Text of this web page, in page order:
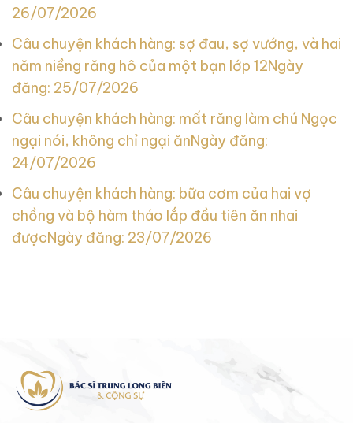
26/07/2026
Câu chuyện khách hàng: sợ đau, sợ vướng, và hai
năm niềng răng hô của một bạn lớp 12Ngày
đăng: 25/07/2026
Câu chuyện khách hàng: mất răng làm chú Ngọc
ngại nói, không chỉ ngại ănNgày đăng:
24/07/2026
Câu chuyện khách hàng: bữa cơm của hai vợ
chồng và bộ hàm tháo lắp đầu tiên ăn nhai
đượcNgày đăng: 23/07/2026